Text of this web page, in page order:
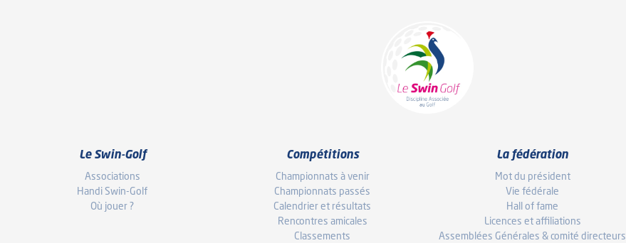
Le Swin-Golf
Associations
Handi Swin-Golf
Où jouer ?
Compétitions
Championnats à venir
Championnats passés
Calendrier et résultats
Rencontres amicales
Classements
La fédération
Mot du président
Vie fédérale
Hall of fame
Licences et affiliations
Assemblées Générales & comité directeurs